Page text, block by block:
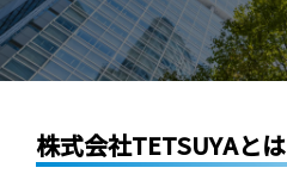
株式会社TETSUYAとは​